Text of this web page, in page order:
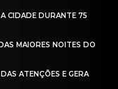
CIDADE DURANTE 75
MAIORES NOITES DO
ATENÇÕES E GERA